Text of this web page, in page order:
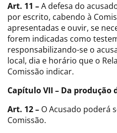
Art. 11 –A defesa do
por escrito, cabendo à
apresentadas e ouvir, se
forem indicadas como
responsabilizando-se o
local, dia e horário que o
Comissão indicar.
Capítulo VII – Da produção
Art. 12 – O Acusado poderá
Comissão.